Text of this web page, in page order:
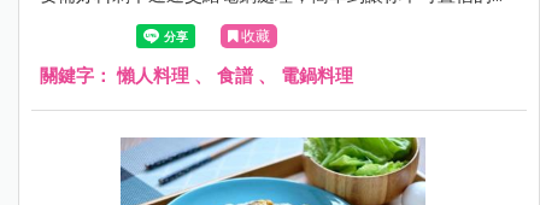
人料理，趕快來看看！
收藏
關鍵字：懶人料理 、 食譜 、 電鍋料理